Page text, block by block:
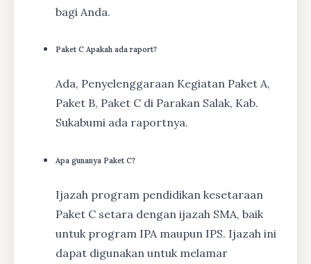
bagi Anda.
Paket C Apakah ada raport?
Ada, Penyelenggaraan Kegiatan Paket A,
Paket B, Paket C di Parakan Salak, Kab.
Sukabumi ada raportnya.
Apa gunanya Paket C?
Ijazah program pendidikan kesetaraan
Paket C setara dengan ijazah SMA, baik
untuk program IPA maupun IPS. Ijazah ini
dapat digunakan untuk melamar